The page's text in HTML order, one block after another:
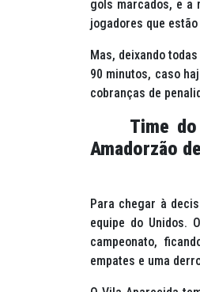
gols marcados, e a
jogadores que
Mas, deixando
90 minutos, caso
cobranças de
Time do
Amadorzão
Para chegar à
equipe do Unidos.
campeonato,
empates e uma